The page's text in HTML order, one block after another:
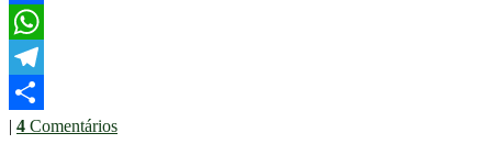
Facebook
WhatsApp
Telegram
Share
| 4 Comentários